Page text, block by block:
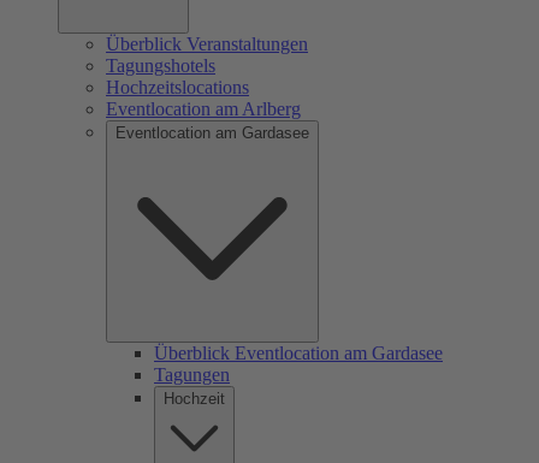
Überblick Veranstaltungen
Tagungshotels
Hochzeitslocations
Eventlocation am Arlberg
Eventlocation am Gardasee
Überblick Eventlocation am Gardasee
Tagungen
Hochzeit